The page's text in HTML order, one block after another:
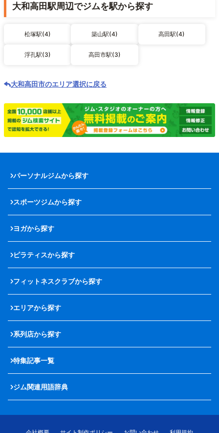
大和高田駅周辺でジムを駅から探す
松塚駅(4) 築山駅(4) 高田駅(4)
浮孔駅(3) 高田市駅(3)
大和高田市のエリア選択に戻る
パーソナルジムから探す
スポーツジムから探す
ヨガから探す
ピラティスから探す
フィットネスクラブから探す
エリアから探す
系列店から探す
特集記事一覧
ジム関連用語辞典